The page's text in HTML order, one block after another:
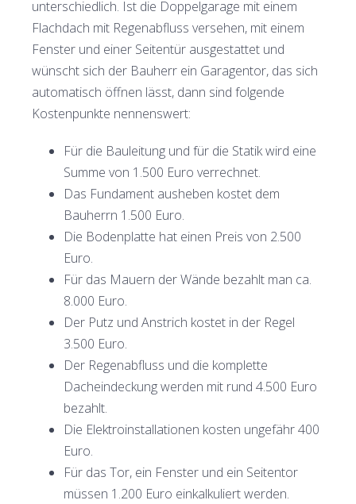
unterschiedlich. Ist die Doppelgarage mit einem
Flachdach mit Regenabfluss versehen, mit einem
Fenster und einer Seitentür ausgestattet und
wünscht sich der Bauherr ein Garagentor, das sich
automatisch öffnen lässt, dann sind folgende
Kostenpunkte nennenswert:
Für die Bauleitung und für die Statik wird eine
Summe von 1.500 Euro verrechnet.
Das Fundament ausheben kostet dem
Bauherrn 1.500 Euro.
Die Bodenplatte hat einen Preis von 2.500
Euro.
Für das Mauern der Wände bezahlt man ca.
8.000 Euro.
Der Putz und Anstrich kostet in der Regel
3.500 Euro.
Der Regenabfluss und die komplette
Dacheindeckung werden mit rund 4.500 Euro
bezahlt.
Die Elektroinstallationen kosten ungefähr 400
Euro.
Für das Tor, ein Fenster und ein Seitentor
müssen 1.200 Euro einkalkuliert werden.